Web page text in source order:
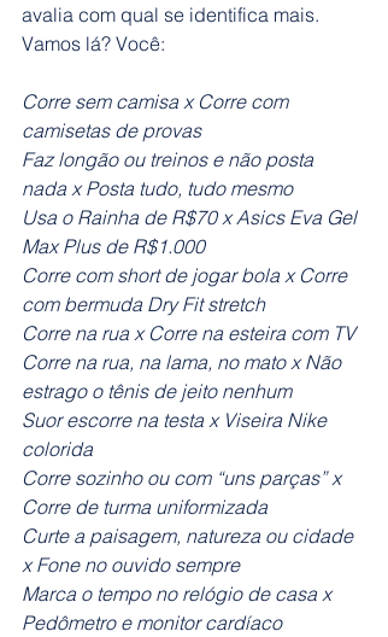
avalia com qual se identifica mais.
Vamos lá? Você:
Corre sem camisa x Corre com
camisetas de provas
Faz longão ou treinos e não posta
nada x Posta tudo, tudo mesmo
Usa o Rainha de R$70 x Asics Eva Gel
Max Plus de R$1.000
Corre com short de jogar bola x Corre
com bermuda Dry Fit stretch
Corre na rua x Corre na esteira com TV
Corre na rua, na lama, no mato x Não
estrago o tênis de jeito nenhum
Suor escorre na testa x Viseira Nike
colorida
Corre sozinho ou com “uns parças” x
Corre de turma uniformizada
Curte a paisagem, natureza ou cidade
x Fone no ouvido sempre
Marca o tempo no relógio de casa x
Pedômetro e monitor cardíaco